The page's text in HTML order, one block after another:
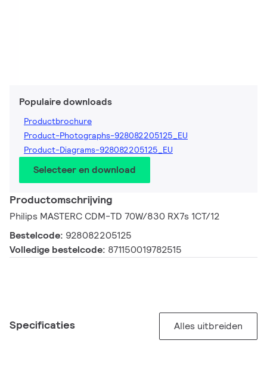
Populaire downloads
Productbrochure
Product-Photographs-928082205125_EU
Product-Diagrams-928082205125_EU
Selecteer en download
Productomschrijving
Philips MASTERC CDM-TD 70W/830 RX7s 1CT/12
Bestelcode: 928082205125
Volledige bestelcode: 871150019782515
Specificaties Alles uitbreiden